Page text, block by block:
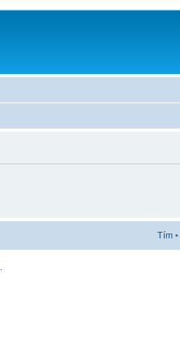
Tím •